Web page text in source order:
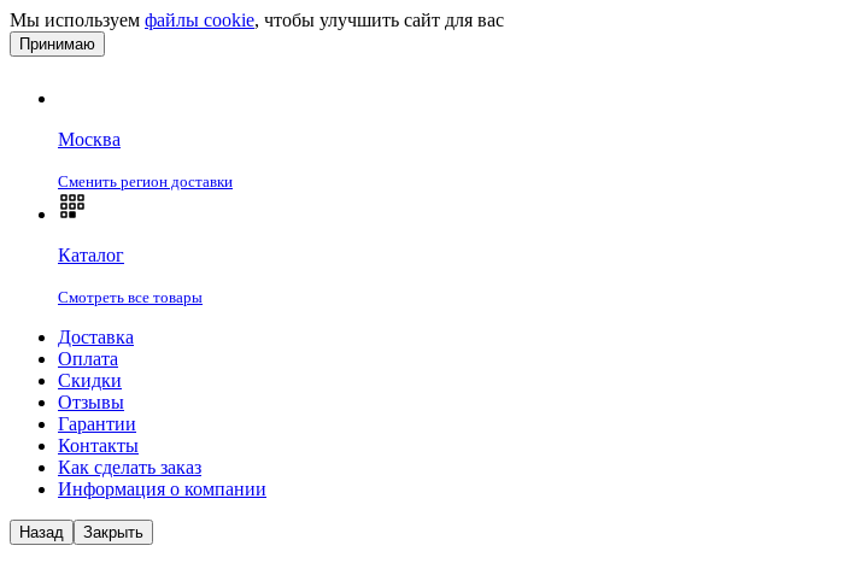
Мы используем файлы cookie, чтобы улучшить сайт для вас
Принимаю
Москва
Сменить регион доставки
Каталог
Смотреть все товары
Доставка
Оплата
Скидки
Отзывы
Гарантии
Контакты
Как сделать заказ
Информация о компании
Назад Закрыть